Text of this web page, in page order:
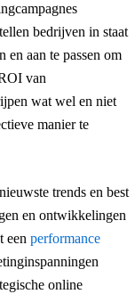
bedrijven in staat
en aan te passen om
van
wat wel en niet
manier te
trends en best
en ontwikkelingen
een performance
online